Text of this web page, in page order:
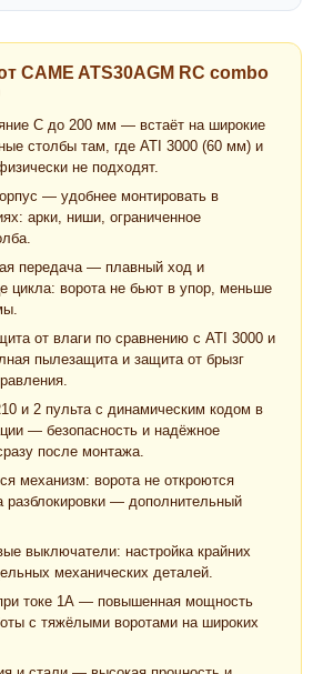
CAME ATS30AGM RC combo
С до 200 мм — встаёт на широкие
столбы там, где ATI 3000 (60 мм) и
не подходят.
— удобнее монтировать в
арки, ниши, ограниченное
передача — плавный ход и
цикла: ворота не бьют в упор, меньше
от влаги по сравнению с ATI 3000 и
пылезащита и защита от брызг
и 2 пульта с динамическим кодом в
— безопасность и надёжное
после монтажа.
механизм: ворота не откроются
разблокировки — дополнительный
выключатели: настройка крайних
механических деталей.
токе 1А — повышенная мощность
с тяжёлыми воротами на широких